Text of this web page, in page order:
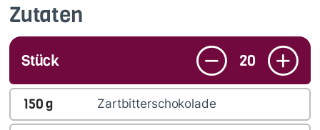
Zutaten
Stück 20
150g Zartbitterschokolade